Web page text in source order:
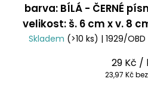
barva: BÍLÁ - ČERNÉ
velikost: š. 6 cm x v. 8
Skladem (>10 ks) | 1929/OBD
29 Kč /
23,97 Kč bez